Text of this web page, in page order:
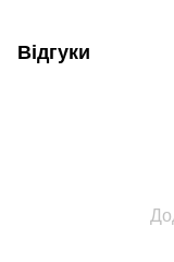
Відгуки